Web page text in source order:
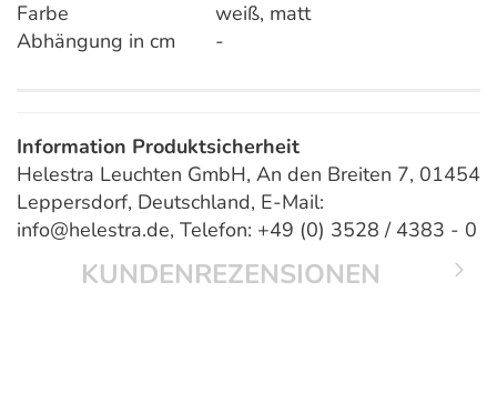
Farbe
weiß, matt
Abhängung in cm
-
Information Produktsicherheit
Helestra Leuchten GmbH, An den Breiten 7, 01454
Leppersdorf, Deutschland, E-Mail:
info@helestra.de, Telefon: +49 (0) 3528 / 4383 - 0
KUNDENREZENSIONEN